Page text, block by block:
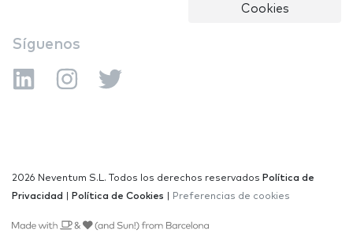
Cookies
Síguenos
2026 Neventum S.L. Todos los derechos reservados Política de
Privacidad
Política de Cookies Preferencias de cookies